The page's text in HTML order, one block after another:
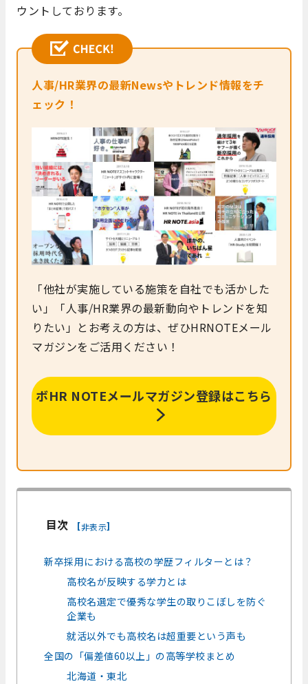
ウントしております。
人事/HR業界の最新Newsやトレンド情報をチ
ェック！
「他社が実施している施策を自社でも活かした
い」「人事/HR業界の最新動向やトレンドを知
りたい」とお考えの方は、ぜひHRNOTEメール
マガジンをご活用ください！
ボHR NOTEメールマガジン登録はこちら
目次 [非表示]
新卒採用における高校の学歴フィルターとは？
高校名が反映する学力とは
高校名選定で優秀な学生の取りこぼしを防ぐ
企業も
就活以外でも高校名は超重要という声も
全国の「偏差値60以上」の高等学校まとめ
北海道・東北